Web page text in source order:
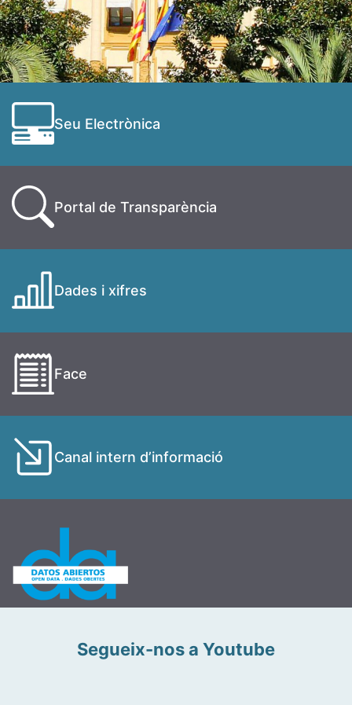
Seu Electrònica
Portal de Transparència
Dades i xifres
Face
Canal intern d’informació
Segueix-nos a Youtube